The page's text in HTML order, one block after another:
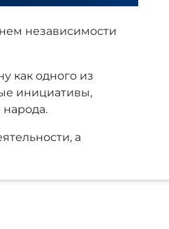
независимости
как одного из
инициативы,
а